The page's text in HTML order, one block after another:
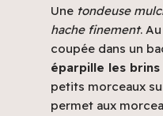
Une tondeuse
hache finement.
coupée dans un
éparpille les brins
petits morceaux
permet aux